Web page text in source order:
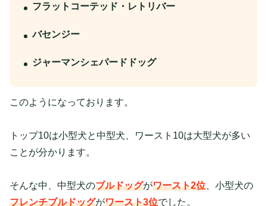
フラットコーテッド・レトリバー
バセンジー
ジャーマンシェパードドッグ
このようになっております。
トップ10は小型犬と中型犬、ワースト10は大型犬が多い
ことが分かります。
そんな中、中型犬のブルドッグがワースト2位 、小型犬の
フレンチブルドッグがワースト3位でした。